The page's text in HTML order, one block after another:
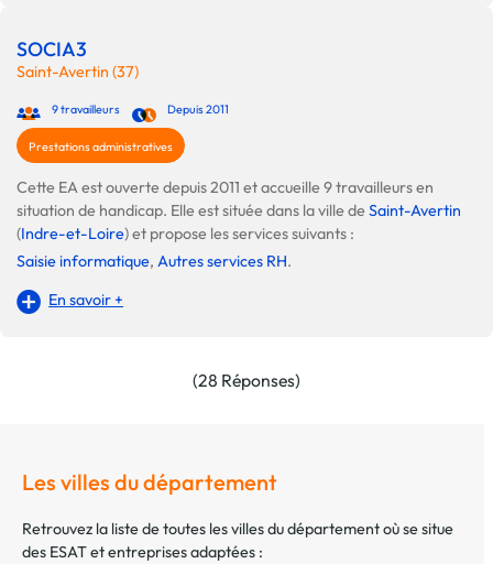
SOCIA3
Saint-Avertin (37)
9 travailleurs Depuis 2011
Prestations administratives
Cette EA est ouverte depuis 2011 et accueille 9 travailleurs en
situation de handicap. Elle est située dans la ville deSaint-Avertin
(Indre-et-Loire) et propose les services suivants :
Saisie informatique, Autres services RH.
En savoir +
(28 Réponses)
Les villes du département
Retrouvez la liste de toutes les villes du département où se situe
des ESAT et entreprises adaptées :